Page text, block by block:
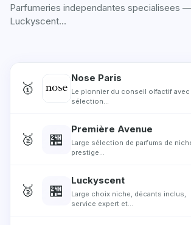
Parfumeries independantes specialisees
Luckyscent...
🥇
Nose Paris
Le pionnier du conseil olfactif avec
sélection…
🥈 🏪
Première Avenue
Large sélection de parfums de
prestige…
🥉 🏪
Luckyscent
Large choix niche, décants inclus,
service expert et…